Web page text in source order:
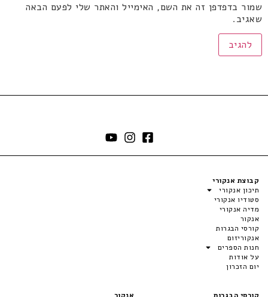
שמור בדפדפן זה את השם, האימייל והאתר שלי לפעם הבאה
שאגיב.
קבוצת אנקורי
תיכון אנקורי
סטודיו אנקורי
מדיה אנקורי
אנקור
קורסי הבגרות
אנקוריזום
חנות הספרים
על אודות
יום הזכרון